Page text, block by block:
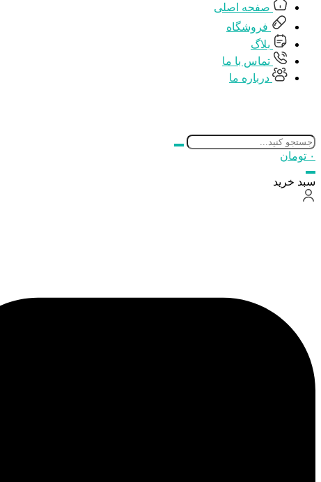
صفحه اصلی
فروشگاه
بلاگ
تماس با ما
درباره ما
۰ تومان
سبد خرید